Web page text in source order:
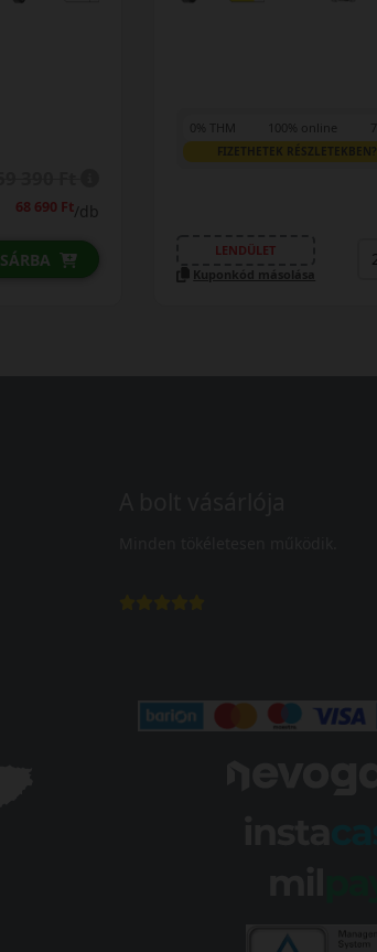
68 690 Ft/db
0% THM 100% online
FIZETHETEK RÉSZLETEKBEN?
LENDÜLET
Kuponkód másolása